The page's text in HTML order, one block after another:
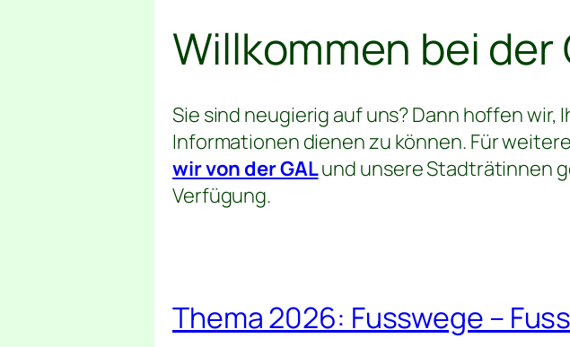
Willkommen bei der
Sie sind neugierig auf uns? Dann hoffen wir,
Informationen dienen zu können. Für
wir von der GALund unsere Stadträtinnen
Verfügung.
Thema 2026: Fusswege –